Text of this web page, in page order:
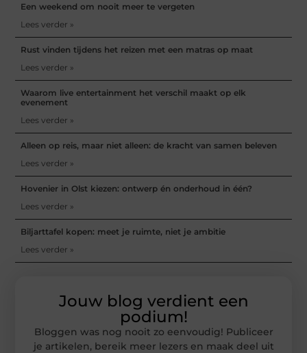
Een weekend om nooit meer te vergeten
Lees verder »
Rust vinden tijdens het reizen met een matras op maat
Lees verder »
Waarom live entertainment het verschil maakt op elk
evenement
Lees verder »
Alleen op reis, maar niet alleen: de kracht van samen beleven
Lees verder »
Hovenier in Olst kiezen: ontwerp én onderhoud in één?
Lees verder »
Biljarttafel kopen: meet je ruimte, niet je ambitie
Lees verder »
Jouw blog verdient een
podium!
Bloggen was nog nooit zo eenvoudig! Publiceer
je artikelen, bereik meer lezers en maak deel uit